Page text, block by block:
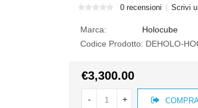
0 recensioni Scrivi
Marca:
Holocube
Codice Prodotto: DEHOLO-
€3,300.00
- +